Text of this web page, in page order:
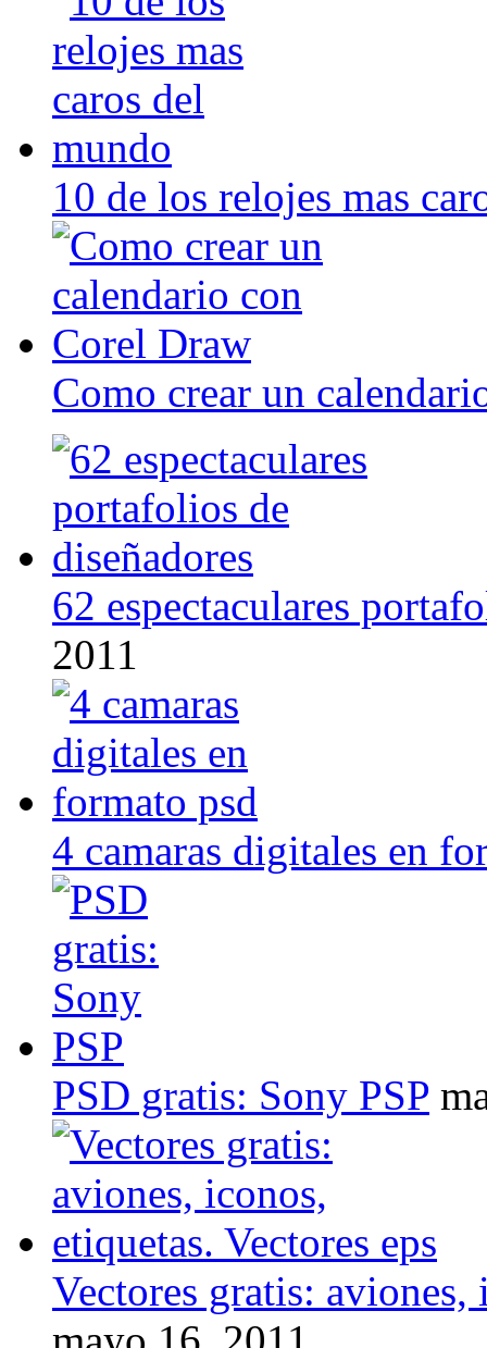
10 de los relojes mas
Como crear un
62 espectaculares
2011
4 camaras digitales en
PSD gratis: Sony PSP
Vectores gratis: aviones,